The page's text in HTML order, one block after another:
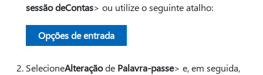
sessão deContas> ou utilize o seguinte atalho:
Opções de entrada
SelecioneAlteraçãode Palavra-passe> e, em seguida,